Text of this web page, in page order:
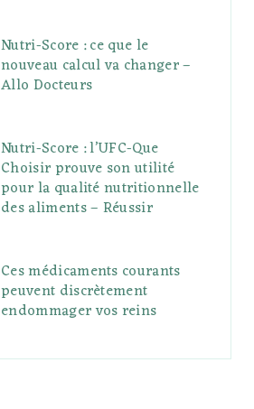
Nutri-Score : ce que le
nouveau calcul va changer –
Allo Docteurs
Nutri-Score : l’UFC-Que
Choisir prouve son utilité
pour la qualité nutritionnelle
des aliments – Réussir
Ces médicaments courants
peuvent discrètement
endommager vos reins